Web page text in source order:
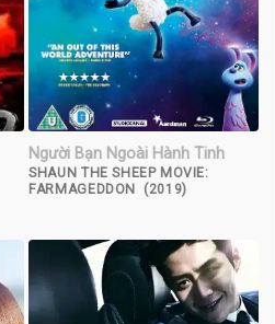
Người Bạn Ngoài Hành Tinh
SHAUN THE SHEEP MOVIE:
FARMAGEDDON (2019)